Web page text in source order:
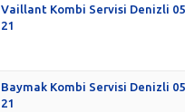
Vaillant Kombi Servisi Denizli
21
Baymak Kombi Servisi Denizli
21